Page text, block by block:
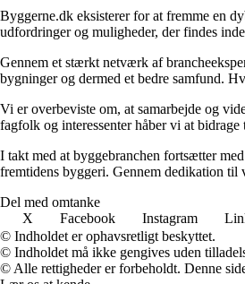
Byggerne.dk eksisterer for at fremme en
udfordringer og muligheder, der findes
Gennem et stærkt netværk af
bygninger og dermed et bedre samfund.
Vi er overbeviste om, at samarbejde og
fagfolk og interessenter håber vi at
I takt med at byggebranchen fortsætter
fremtidens byggeri. Gennem dedikation
Del med omtanke
X
Facebook Instagram
© Indholdet er ophavsretligt beskyttet.
© Indholdet må ikke gengives uden
© Alle rettigheder er forbeholdt. Denne